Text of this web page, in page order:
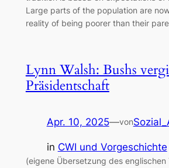
Large parts of the population are
reality of being poorer than their
Lynn Walsh: Bushs
Präsidentschaft
Apr. 10, 2025—von
in CWI und Vorgeschichte
(eigene Übersetzung des englischen